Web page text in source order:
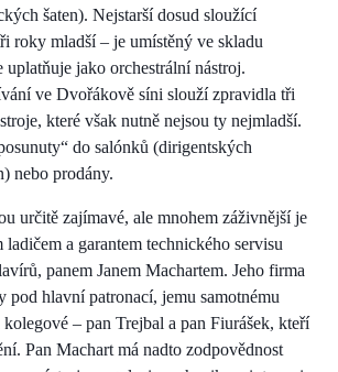
šaten). Nejstarší dosud sloužící
roky mladší – je umístěný ve skladu
uplatňuje jako orchestrální nástroj.
ve Dvořákově síni slouží zpravidla tři
které však nutně nejsou ty nejmladší.
do salónků (dirigentských
nebo prodány.
určitě zajímavé, ale mnohem záživnější je
a garantem technického servisu
panem Janem Machartem. Jeho firma
pod hlavní patronací, jemu samotnému
– pan Trejbal a pan Fiurášek, kteří
Pan Machart má nadto zodpovědnost